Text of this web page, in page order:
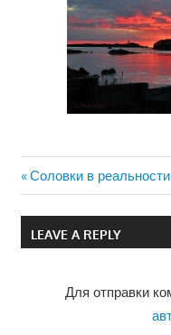
Навигация
по
Previous
Post:
Соловки в
LEAVE A REPLY
Для отправки